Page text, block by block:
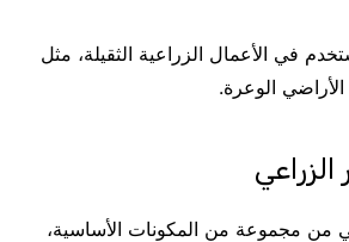
في الأعمال الزراعية الثقيلة، مثل
الوعرة.
من مجموعة من المكونات الأساسية،